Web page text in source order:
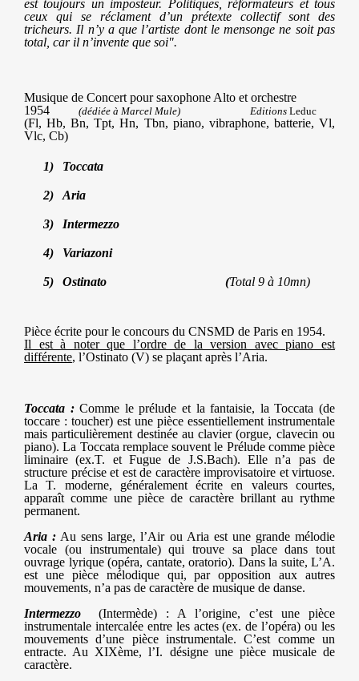
est toujours un imposteur. Politiques, réformateurs et tous
ceux qui se réclament d’un prétexte collectif sont des
tricheurs. Il n’y a que l’artiste dont le mensonge ne soit pas
total, car il n’invente que soi".
Musique de Concert pour saxophone Alto et orchestre
1954 (dédiée à Marcel Mule) ​​​​ Editions Leduc
(Fl, Hb, Bn, Tpt, Hn, Tbn, piano, vibraphone, batterie, Vl,
Vlc, Cb)
Toccata
Aria
Intermezzo
Variazoni
Ostinato ​​ ​​ ​​ ​​ ​​ ​​ ​​​​ (Total 9 à 10mn)
Pièce écrite pour le concours du CNSMD de Paris en 1954.
Il est à noter que l’ordre de la version avec piano est
différente, l’Ostinato (V) se plaçant après l’Aria.
Toccata :Comme le prélude et la fantaisie, la Toccata (de
toccare : toucher) est une pièce essentiellement instrumentale
mais particulièrement destinée au clavier (orgue, clavecin ou
piano). La Toccata remplace souvent le Prélude comme pièce
liminaire (ex.T. et Fugue de J.S.Bach). Elle n’a pas de
structure précise et est de caractère improvisatoire et virtuose.
La T. moderne, généralement écrite en valeurs courtes,
apparaît comme une pièce de caractère brillant au rythme
permanent.
Aria : Au sens large, l’Air ou Aria est une grande mélodie
vocale (ou instrumentale) qui trouve sa place dans tout
ouvrage lyrique (opéra, cantate, oratorio). Dans la suite, L’A.
est une pièce mélodique qui, par opposition aux autres
mouvements, n’a pas de caractère de musique de danse.
Intermezzo
(Intermède) : A l’origine, c’est une pièce
instrumentale intercalée entre les actes (ex. de l’opéra) ou les
mouvements d’une pièce instrumentale. C’est comme un
entracte. Au XIXème, l’I. désigne une pièce musicale de
caractère.